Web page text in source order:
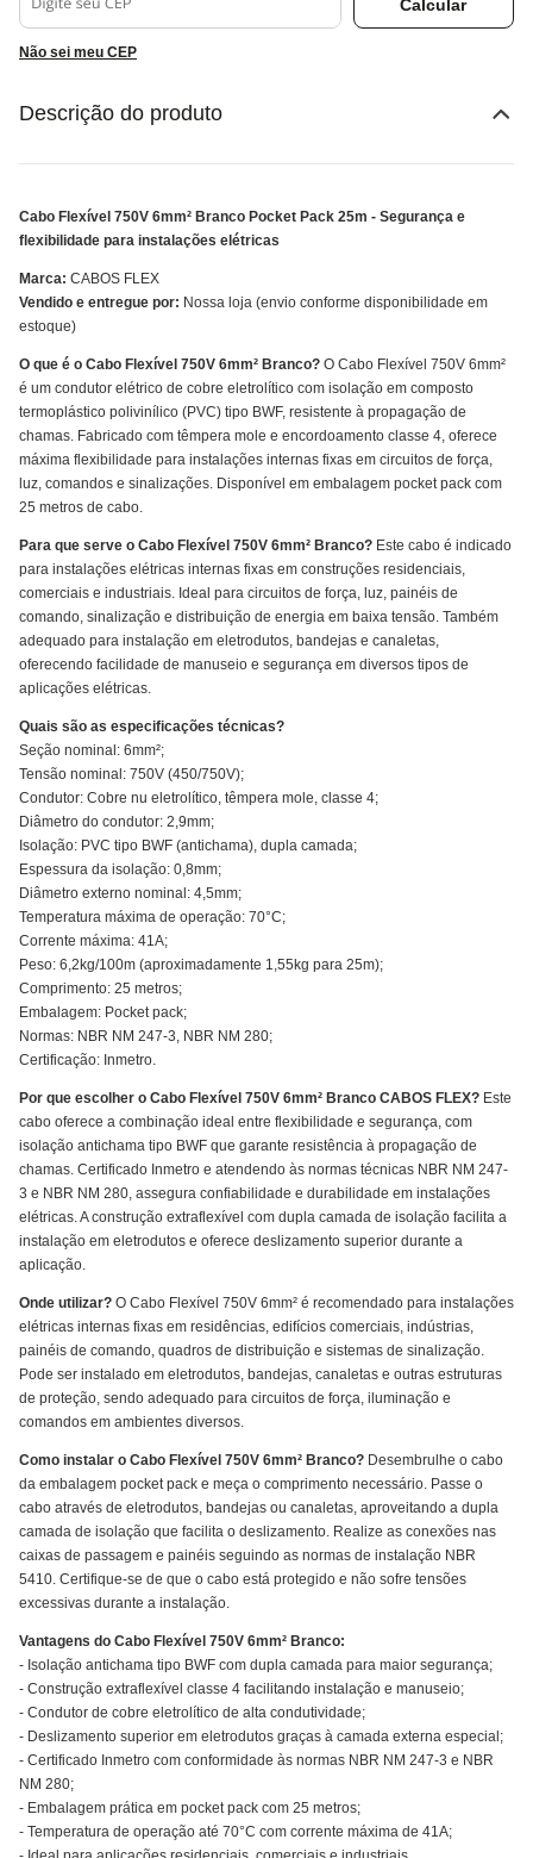
Não sei meu CEP
Descrição do produto
Cabo Flexível 750V 6mm² Branco Pocket Pack 25m - Segurança e
flexibilidade para instalações elétricas
Marca: CABOS FLEX
Vendido e entregue por: Nossa loja (envio conforme disponibilidade em
estoque)
O que é o Cabo Flexível 750V 6mm² Branco? O Cabo Flexível 750V 6mm²
é um condutor elétrico de cobre eletrolítico com isolação em composto
termoplástico polivinílico (PVC) tipo BWF, resistente à propagação de
chamas. Fabricado com têmpera mole e encordoamento classe 4, oferece
máxima flexibilidade para instalações internas fixas em circuitos de força,
luz, comandos e sinalizações. Disponível em embalagem pocket pack com
25 metros de cabo.
Para que serve o Cabo Flexível 750V 6mm² Branco? Este cabo é indicado
para instalações elétricas internas fixas em construções residenciais,
comerciais e industriais. Ideal para circuitos de força, luz, painéis de
comando, sinalização e distribuição de energia em baixa tensão. Também
adequado para instalação em eletrodutos, bandejas e canaletas,
oferecendo facilidade de manuseio e segurança em diversos tipos de
aplicações elétricas.
Quais são as especificações técnicas?
Seção nominal: 6mm²;
Tensão nominal: 750V (450/750V);
Condutor: Cobre nu eletrolítico, têmpera mole, classe 4;
Diâmetro do condutor: 2,9mm;
Isolação: PVC tipo BWF (antichama), dupla camada;
Espessura da isolação: 0,8mm;
Diâmetro externo nominal: 4,5mm;
Temperatura máxima de operação: 70°C;
Corrente máxima: 41A;
Peso: 6,2kg/100m (aproximadamente 1,55kg para 25m);
Comprimento: 25 metros;
Embalagem: Pocket pack;
Normas: NBR NM 247-3, NBR NM 280;
Certificação: Inmetro.
Por que escolher o Cabo Flexível 750V 6mm² Branco CABOS FLEX? Este
cabo oferece a combinação ideal entre flexibilidade e segurança, com
isolação antichama tipo BWF que garante resistência à propagação de
chamas. Certificado Inmetro e atendendo às normas técnicas NBR NM 247-
3 e NBR NM 280, assegura confiabilidade e durabilidade em instalações
elétricas. A construção extraflexível com dupla camada de isolação facilita a
instalação em eletrodutos e oferece deslizamento superior durante a
aplicação.
Onde utilizar? O Cabo Flexível 750V 6mm² é recomendado para instalações
elétricas internas fixas em residências, edifícios comerciais, indústrias,
painéis de comando, quadros de distribuição e sistemas de sinalização.
Pode ser instalado em eletrodutos, bandejas, canaletas e outras estruturas
de proteção, sendo adequado para circuitos de força, iluminação e
comandos em ambientes diversos.
Como instalar o Cabo Flexível 750V 6mm² Branco? Desembrulhe o cabo
da embalagem pocket pack e meça o comprimento necessário. Passe o
cabo através de eletrodutos, bandejas ou canaletas, aproveitando a dupla
camada de isolação que facilita o deslizamento. Realize as conexões nas
caixas de passagem e painéis seguindo as normas de instalação NBR
5410. Certifique-se de que o cabo está protegido e não sofre tensões
excessivas durante a instalação.
Vantagens do Cabo Flexível 750V 6mm² Branco:
- Isolação antichama tipo BWF com dupla camada para maior segurança;
- Construção extraflexível classe 4 facilitando instalação e manuseio;
- Condutor de cobre eletrolítico de alta condutividade;
- Deslizamento superior em eletrodutos graças à camada externa especial;
- Certificado Inmetro com conformidade às normas NBR NM 247-3 e NBR
NM 280;
- Embalagem prática em pocket pack com 25 metros;
- Temperatura de operação até 70°C com corrente máxima de 41A;